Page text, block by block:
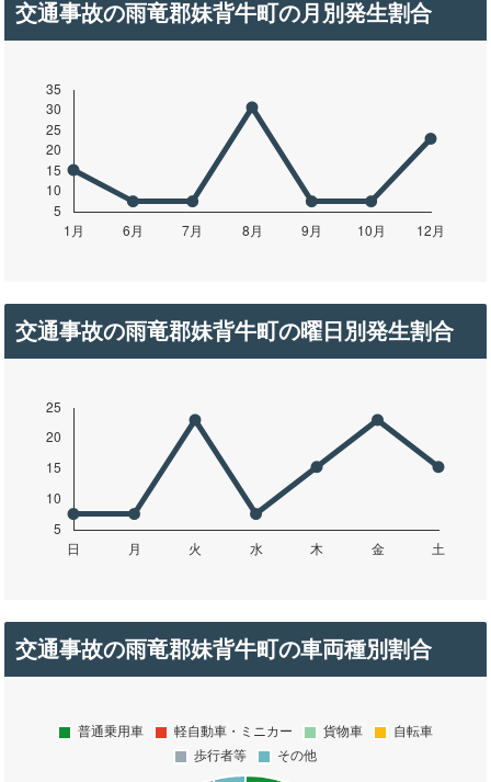
交通事故の雨竜郡妹背牛町の月別発生割合
交通事故の雨竜郡妹背牛町の曜日別発生割合
交通事故の雨竜郡妹背牛町の車両種別割合